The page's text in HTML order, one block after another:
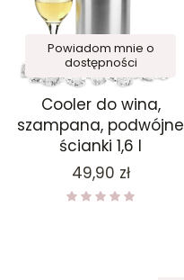
Powiadom mnie o
dostępności
Cooler do wina,
szampana, podwójne
ścianki 1,6 l
Cena
49,90 zł